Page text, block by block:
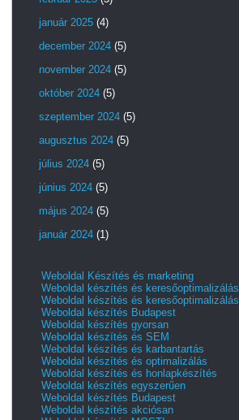
január 2025 (4)
december 2024 (5)
november 2024 (5)
október 2024 (5)
szeptember 2024 (5)
augusztus 2024 (5)
július 2024 (5)
június 2024 (5)
május 2024 (5)
január 2024 (1)
Weboldal Készítés és marketing
Weboldal készítés és keresőoptimalizálás
Weboldal készítés és keresőoptimalizálás
Weboldal készítés Budapest
Weboldal készítés gyorsan
Weboldal készítés és SEM
Weboldal készítés és karbantartás
Weboldal készítés és optimalizálás
Weboldal készítés és honlapkészítés
Weboldal készítés egyszerűen
Weboldal készítés Budapest
Weboldal készítés akciósan